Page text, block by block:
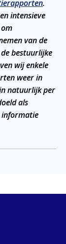
.
intensieve
van de
bestuurlijke
wij enkele
weer in
natuurlijk per
als
informatie